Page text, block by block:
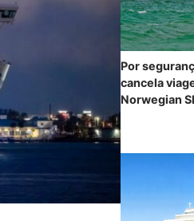
Por
cancela
Norwegian